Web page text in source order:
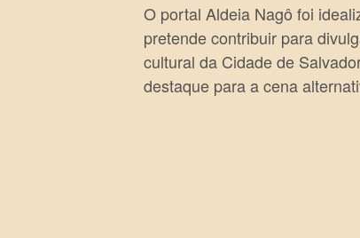
O portal Aldeia Nagô foi
pretende contribuir para
cultural da Cidade de
destaque para a cena